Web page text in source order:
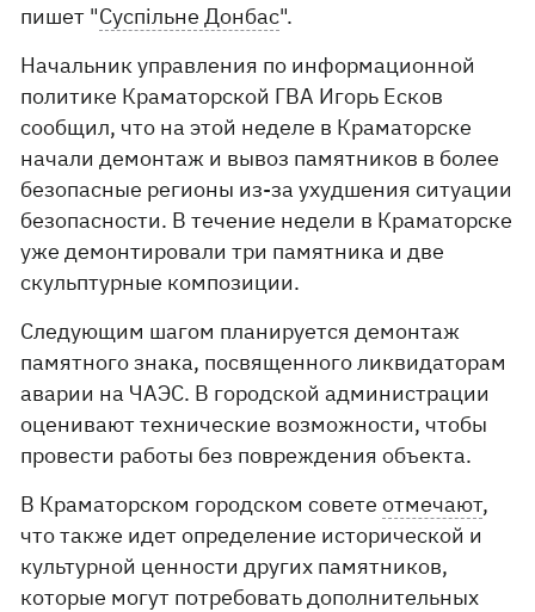
пишет "Суспільне Донбас".
Начальник управления по информационной
политике Краматорской ГВА Игорь Есков
сообщил, что на этой неделе в Краматорске
начали демонтаж и вывоз памятников в более
безопасные регионы из-за ухудшения ситуации
безопасности. В течение недели в Краматорске
уже демонтировали три памятника и две
скульптурные композиции.
Следующим шагом планируется демонтаж
памятного знака, посвященного ликвидаторам
аварии на ЧАЭС. В городской администрации
оценивают технические возможности, чтобы
провести работы без повреждения объекта.
В Краматорском городском советеотмечают,
что также идет определение исторической и
культурной ценности других памятников,
которые могут потребовать дополнительных